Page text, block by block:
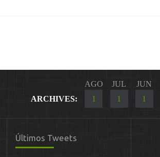
ARCHIVES:
AGO
1
JUL
1
JUN
1
Últimos Tweets